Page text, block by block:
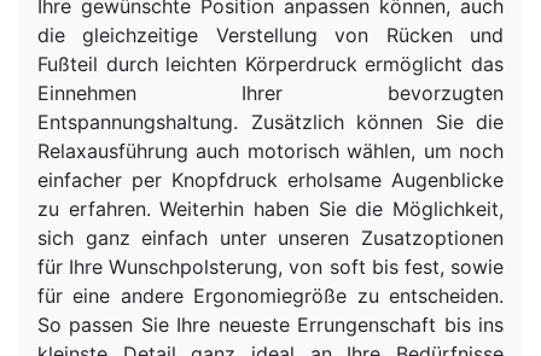
Ihre gewünschte Position anpassen können, auch
die gleichzeitige Verstellung von Rücken und
Fußteil durch leichten Körperdruck ermöglicht das
Einnehmen Ihrer bevorzugten
Entspannungshaltung. Zusätzlich können Sie die
Relaxausführung auch motorisch wählen, um noch
einfacher per Knopfdruck erholsame Augenblicke
zu erfahren. Weiterhin haben Sie die Möglichkeit,
sich ganz einfach unter unseren Zusatzoptionen
für Ihre Wunschpolsterung, von soft bis fest, sowie
für eine andere Ergonomiegröße zu entscheiden.
So passen Sie Ihre neueste Errungenschaft bis ins